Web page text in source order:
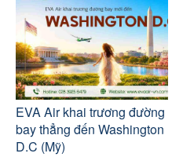
EVA Air khai trương đường
bay thẳng đến Washington
D.C (Mỹ)